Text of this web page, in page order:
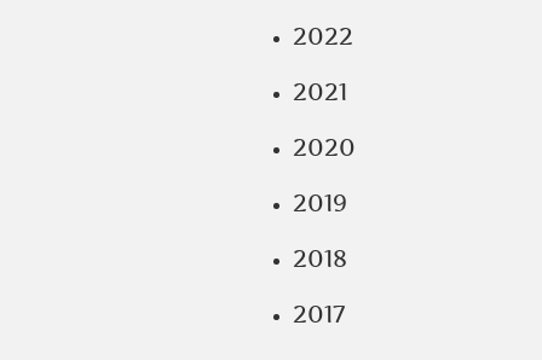
2022
2021
2020
2019
2018
2017